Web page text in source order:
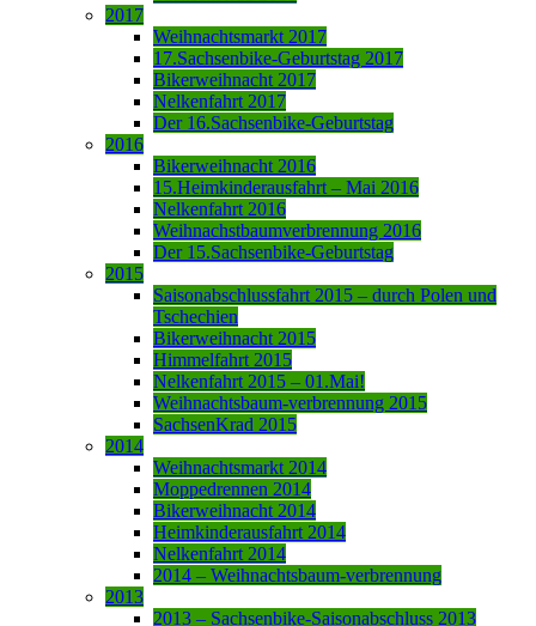
2017
Weihnachtsmarkt 2017
17.Sachsenbike-Geburtstag 2017
Bikerweihnacht 2017
Nelkenfahrt 2017
Der 16.Sachsenbike-Geburtstag
2016
Bikerweihnacht 2016
15.Heimkinderausfahrt – Mai 2016
Nelkenfahrt 2016
Weihnachstbaumverbrennung 2016
Der 15.Sachsenbike-Geburtstag
2015
Saisonabschlussfahrt 2015 – durch Polen und
Tschechien
Bikerweihnacht 2015
Himmelfahrt 2015
Nelkenfahrt 2015 – 01.Mai!
Weihnachtsbaum-verbrennung 2015
SachsenKrad 2015
2014
Weihnachtsmarkt 2014
Moppedrennen 2014
Bikerweihnacht 2014
Heimkinderausfahrt 2014
Nelkenfahrt 2014
2014 – Weihnachtsbaum-verbrennung
2013
2013 – Sachsenbike-Saisonabschluss 2013